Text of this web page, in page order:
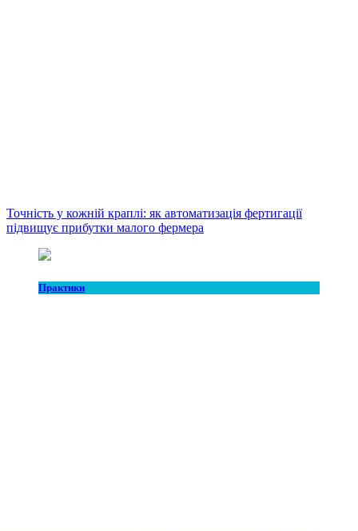
Точність у кожній краплі: як автоматизація фертигації
підвищує прибутки малого фермера
Практики